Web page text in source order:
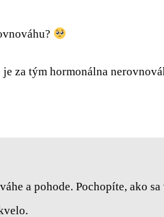
za tým hormonálna
a pohode. Pochopíte, ako